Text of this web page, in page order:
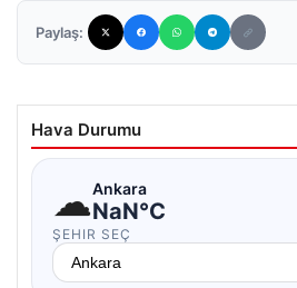
Paylaş:
Hava Durumu
☁Ankara
NaN°C
ŞEHIR SEÇ